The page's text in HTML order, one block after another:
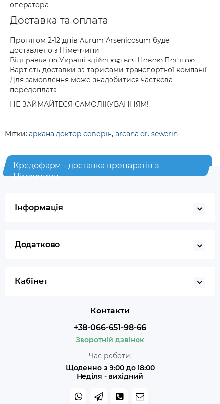
оператора
Доставка та оплата
Протягом 2-12 днів Aurum Arsenicosum буде
доставлено з Німеччини
Відправка по Україні здійснюється Новою Поштою
Вартість доставки за тарифами транспортної компанії
Для замовлення може знадобитися часткова
передоплата
НЕ ЗАЙМАЙТЕСЯ САМОЛІКУВАННЯМ!
Мітки: аркана доктор северін, arcana dr. sewerin
Кредофарм - доставка препаратів з
Німеччини
Інформація
Додатково
Кабінет
Контакти
+38-066-651-98-66
Зворотній дзвінок
Час роботи:
Щоденно з 9:00 до 18:00
Неділя - вихідний